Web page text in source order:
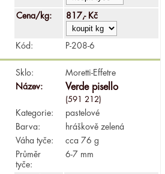
Cena/kg: 817,- Kč
Kód: P-208-6
Sklo:
Moretti-Effetre
Název:
Verde pisello
(591 212)
Kategorie:
pastelové
Barva:
hráškově zelená
Váha tyče:
cca 76 g
Průměr
tyče:
6-7 mm